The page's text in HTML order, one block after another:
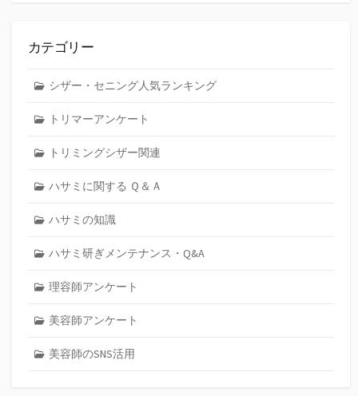
カテゴリー
シザー・セニング人気ランキング
トリマーアンケート
トリミングシザー関連
ハサミに関する Ｑ＆Ａ
ハサミの知識
ハサミ研ぎメンテナンス・Q&A
理容師アンケート
美容師アンケート
美容師のSNS活用